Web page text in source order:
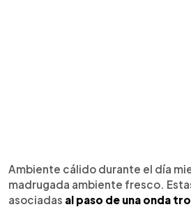
Ambiente cálido durante el día
madrugada ambiente fresco.
asociadas al paso de una onda